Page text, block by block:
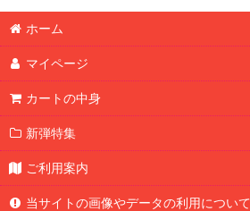
ホーム
マイページ
カートの中身
新弾特集
ご利用案内
当サイトの画像やデータの利用について